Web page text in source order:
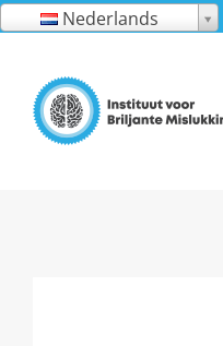
Ga
inhoud
Nederlands